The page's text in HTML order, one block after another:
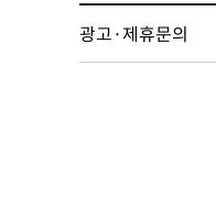
속보 4시간 전
광고·제휴문의